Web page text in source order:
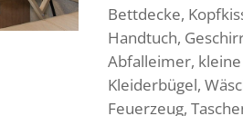
Bettdecke,
Handtuch,
Abfalleimer,
Kleiderbügel,
Feuerzeug,